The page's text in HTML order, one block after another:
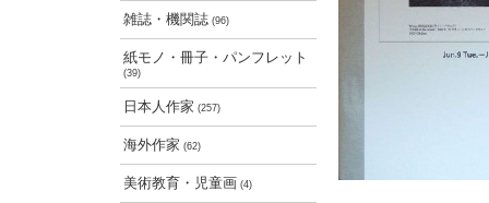
雑誌・機関誌 (96)
紙モノ・冊子・パンフレット
(39)
日本人作家 (257)
海外作家 (62)
美術教育・児童画 (4)